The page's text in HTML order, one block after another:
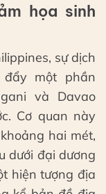
họa sinh
sự dịch
đẩy một phần
và Davao
Cơ quan này
hai mét,
dưới đại dương
hiện tượng địa